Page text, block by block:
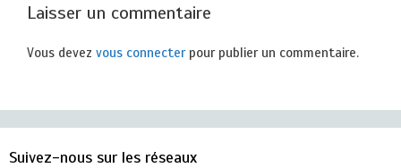
Laisser un commentaire
Vous devez vous connecterpour publier un commentaire.
Suivez-nous sur les réseaux